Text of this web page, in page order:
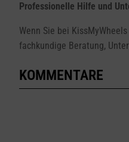
Professionelle Hilfe und
Wenn Sie bei
fachkundige Beratung,
KOMMENTARE